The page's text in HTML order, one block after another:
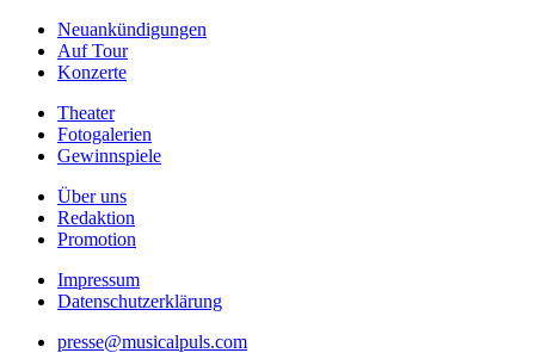
Neuankündigungen
Auf Tour
Konzerte
Theater
Fotogalerien
Gewinnspiele
Über uns
Redaktion
Promotion
Impressum
Datenschutzerklärung
presse@musicalpuls.com